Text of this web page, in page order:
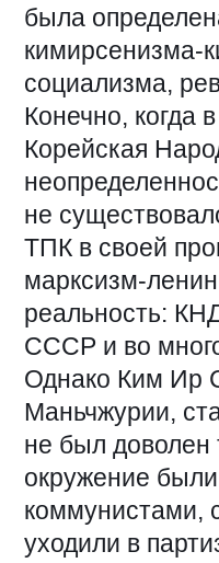
была
кимирсенизма-
социализма,
Конечно, когда
Корейская
не
ТПК в своей
марксизм-
реальность:
СССР и во
Однако Ким Ир
Маньчжурии,
не был
окружение
коммунистами,
уходили в